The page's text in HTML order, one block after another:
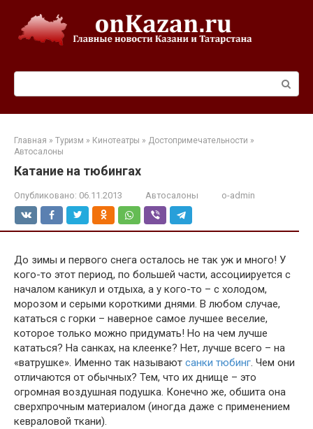
контенту
Главная » Туризм » Кинотеатры » Достопримечательности »
Автосалоны
Катание на тюбингах
Опубликовано: 06.11.2013 Автосалоны o-admin
До зимы и первого снега осталось не так уж и много! У
кого-то этот период, по большей части, ассоциируется с
началом каникул и отдыха, а у кого-то – с холодом,
морозом и серыми короткими днями. В любом случае,
кататься с горки – наверное самое лучшее веселие,
которое только можно придумать! Но на чем лучше
кататься? На санках, на клеенке? Нет, лучше всего – на
«ватрушке». Именно так называют санки тюбинг. Чем они
отличаются от обычных? Тем, что их днище – это
огромная воздушная подушка. Конечно же, обшита она
сверхпрочным материалом (иногда даже с применением
кевраловой ткани).